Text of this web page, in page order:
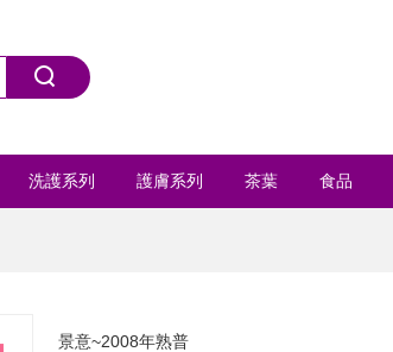
洗護系列 護膚系列 茶葉 食品
景意~2008年熟普